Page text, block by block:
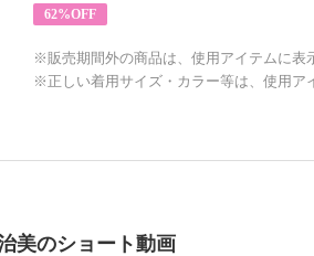
62%OFF
※販売期間外の商品は、使用アイテムに表
※正しい着用サイズ・カラー等は、使用ア
美のショート動画